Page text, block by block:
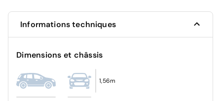
Informations techniques
Dimensions et châssis
1,56m